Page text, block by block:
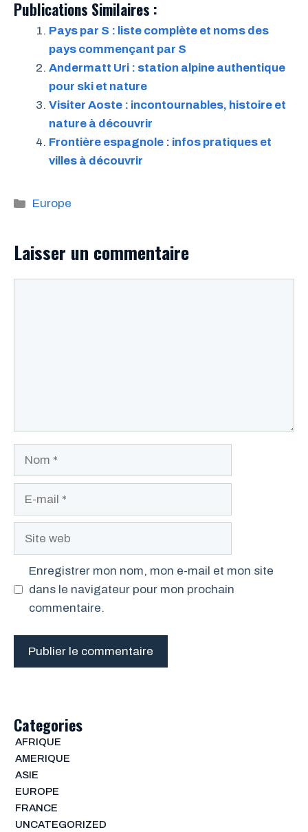
Publications Similaires :
Pays par S : liste complète et noms des
pays commençant par S
Andermatt Uri : station alpine authentique
pour ski et nature
Visiter Aoste : incontournables, histoire et
nature à découvrir
Frontière espagnole : infos pratiques et
villes à découvrir
Catégories
Europe
Laisser un commentaire
Site
Enregistrer mon nom, mon e-mail et mon site
dans le navigateur pour mon prochain
commentaire.
Categories
AFRIQUE
AMERIQUE
ASIE
EUROPE
FRANCE
UNCATEGORIZED